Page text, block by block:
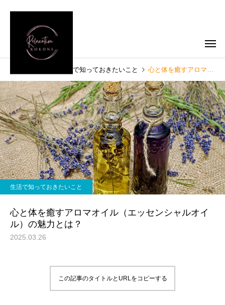
生活で知っておきたいこと 心と体を癒すアロマオイル（エッセンシャルオイル）の魅力とは？
生活で知っておきたいこと
心と体を癒すアロマオイル（エッセンシャルオイ
ル）の魅力とは？
2025.03.26
この記事のタイトルとURLをコピーする